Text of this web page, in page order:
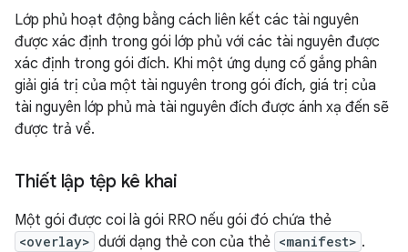
Lớp phủ hoạt động bằng cách liên kết các tài nguyên
được xác định trong gói lớp phủ với các tài nguyên được
xác định trong gói đích. Khi một ứng dụng cố gắng phân
giải giá trị của một tài nguyên trong gói đích, giá trị của
tài nguyên lớp phủ mà tài nguyên đích được ánh xạ đến sẽ
được trả về.
Thiết lập tệp kê khai
Một gói được coi là gói RRO nếu gói đó chứa thẻ
<overlay> dưới dạng thẻ con của thẻ <manifest> .